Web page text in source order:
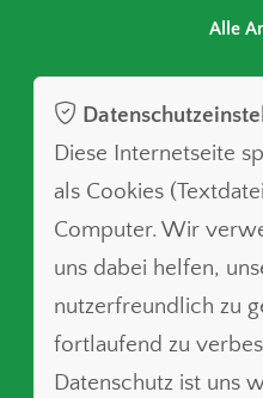
Alle
Diese Internetseite
als Cookies
Computer. Wir
uns dabei helfen,
nutzerfreundlich zu
fortlaufend zu
Datenschutz ist uns